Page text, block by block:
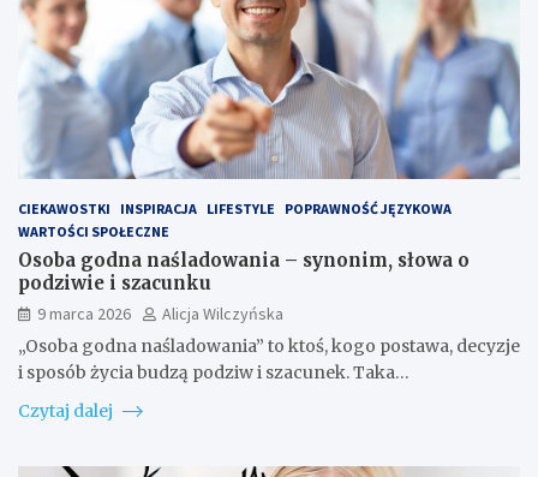
CIEKAWOSTKI INSPIRACJA LIFESTYLE
POPRAWNOŚĆ JĘZYKOWA
WARTOŚCI SPOŁECZNE
Osoba godna naśladowania – synonim, słowa o
podziwie i szacunku
9 marca 2026
Alicja Wilczyńska
„Osoba godna naśladowania” to ktoś, kogo postawa, decyzje
i sposób życia budzą podziw i szacunek. Taka…
Czytaj dalej